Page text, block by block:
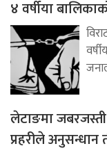
४ वर्षीया
लेटाङमा
प्रहरीले अनुसन्धान